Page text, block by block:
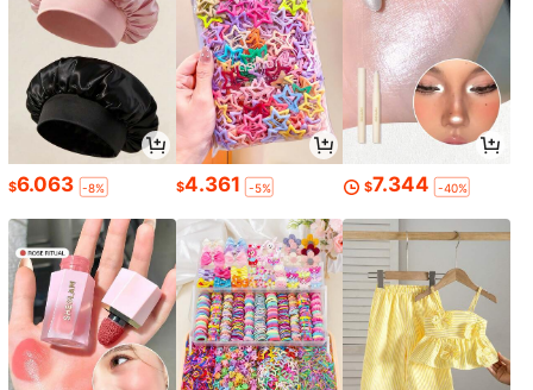
$6.063 -8% $4.361 -5% $7.344 -40%